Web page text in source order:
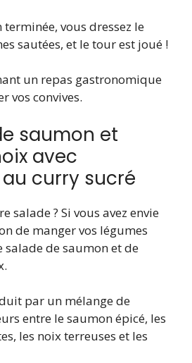
vous dressez le
sautées, et le tour est joué !
un repas gastronomique
vos convives.
saumon et
avec
curry sucré
salade ? Si vous avez envie
de manger vos légumes
salade de saumon et de
par un mélange de
entre le saumon épicé, les
les noix terreuses et les